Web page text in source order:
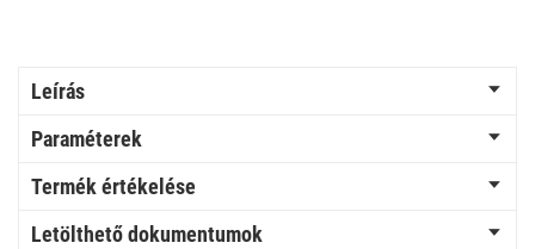
Leírás
Paraméterek
Termék értékelése
Letölthető dokumentumok